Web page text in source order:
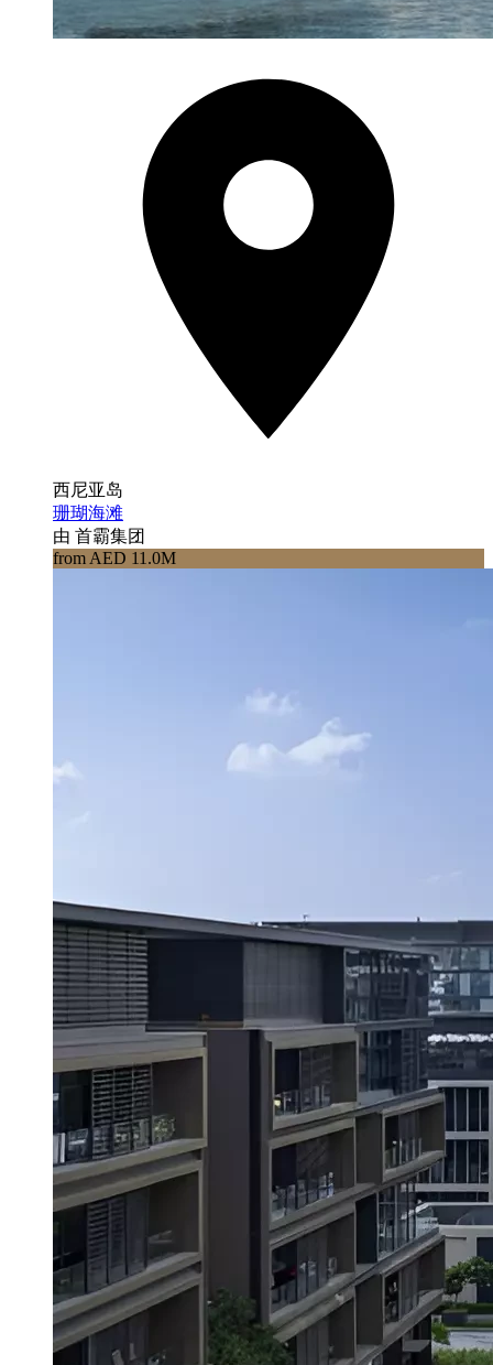
西尼亚岛
珊瑚海滩
由 首霸集团
from AED 11.0M